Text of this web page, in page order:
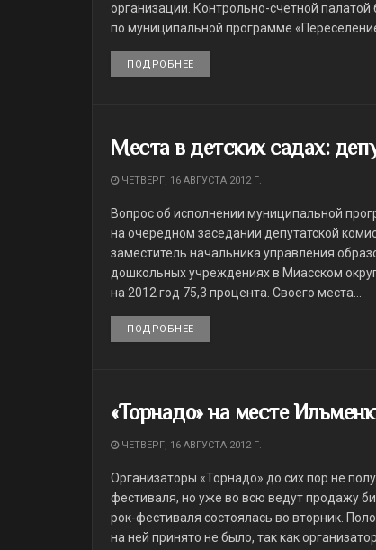
организации. Контрольно-счетной
по муниципальной программе
ПОДРОБНЕЕ
Места в детских садах:
ЧЕТВЕРГ, 16 АВГУСТА 2012 Г.
Вопрос об исполнении муниципальной
на очередном заседании депутатской
заместитель начальника управления
дошкольных учреждениях в Миасском
на 2012 год 75,3 процента. Своего места...
ПОДРОБНЕЕ
«Торнадо» на месте
ЧЕТВЕРГ, 16 АВГУСТА 2012 Г.
Организаторы «Торнадо» до сих пор не
фестиваля, но уже во всю ведут продажу
рок-фестиваля состоялась во вторник.
на ней принято не было, так как